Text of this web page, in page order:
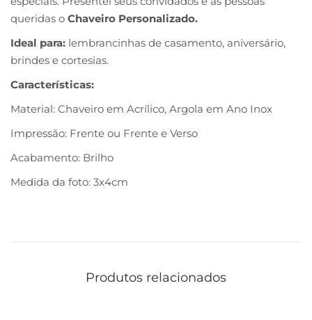
queridas o Chaveiro Personalizado.
Ideal para: lembrancinhas de casamento, aniversário,
brindes e cortesias.
Características:
Material: Chaveiro em Acrílico, Argola em Ano Inox
Impressão: Frente ou Frente e Verso
Acabamento: Brilho
Medida da foto: 3x4cm
Produtos relacionados